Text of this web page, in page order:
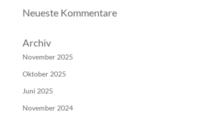
Neueste Kommentare
Archiv
November 2025
Oktober 2025
Juni 2025
November 2024